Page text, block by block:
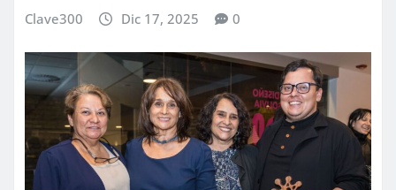
Clave300 Dic 17, 2025 0